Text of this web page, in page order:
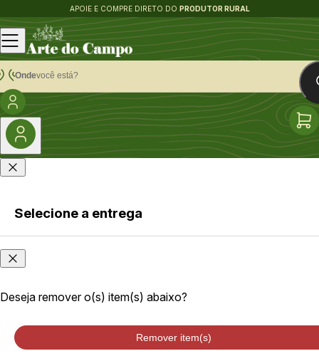
APOIE E COMPRE DIRETO DO PRODUTOR RURAL
Ondevocê está?
Faça login
ou cadastre-
se
Onde
você
está?
velocidade de
entrega podem
variar de acordo
com a região
Selecione a entrega
Deseja remover o(s) item(s) abaixo?
Remover item(s)